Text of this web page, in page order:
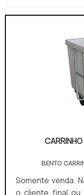
BENTO
Somente venda.
o cliente final ou